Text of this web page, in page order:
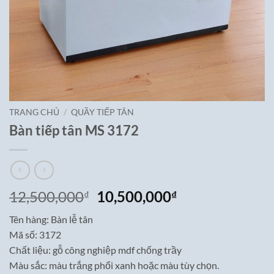
TRANG CHỦ / QUẦY TIẾP TÂN
Bàn tiếp tân MS 3172
12,500,000₫
Giá
gốc
10,500,000₫Giá
10,500,000₫.
Tên hàng: Bàn lễ tân
Mã số: 3172
Chất liệu: gỗ công nghiệp mdf chống trầy
Màu sắc: màu trắng phối xanh hoặc màu tùy chọn.